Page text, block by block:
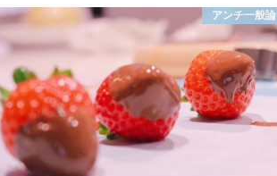
アンチ一般論